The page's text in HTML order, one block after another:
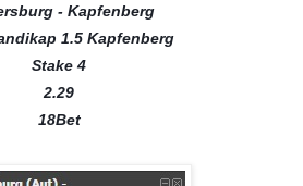
- Kapfenberg
1.5 Kapfenberg
Stake 4
2.29
18Bet